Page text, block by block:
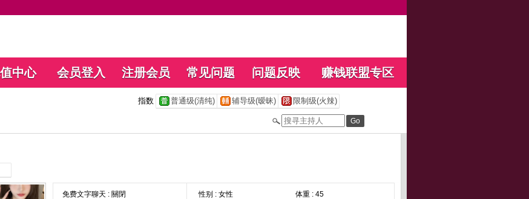
中心 会员登入 注册会员 常见问题 问题反映 赚钱联盟专区
指数 普通级(清纯) 辅导级(暧昧) 限制级(火辣)
免费文字聊天 : 關閉 性别 : 女性 体重 : 45